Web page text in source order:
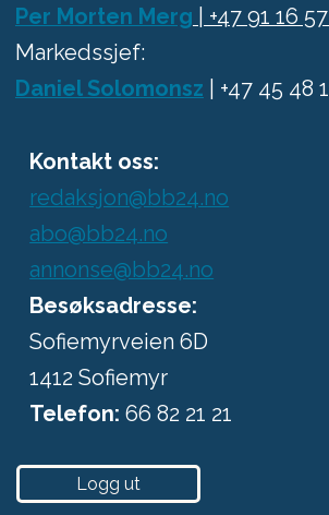
Per Morten Merg | +47 91 16
Markedssjef:
Daniel Solomonsz | +47 45 48
Kontakt oss:
redaksjon@bb24.no
abo@bb24.no
annonse@bb24.no
Besøksadresse:
Sofiemyrveien 6D
1412 Sofiemyr
Telefon:66 82 21 21
Logg ut